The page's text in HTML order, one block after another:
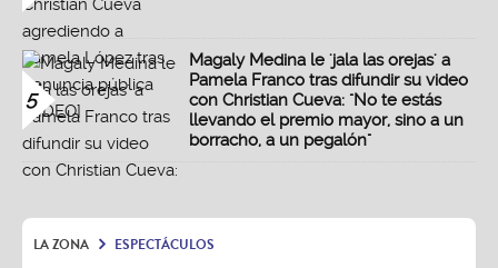
5
Magaly Medina le 'jala las orejas' a
Pamela Franco tras difundir su video
con Christian Cueva: "No te estás
llevando el premio mayor, sino a un
borracho, a un pegalón"
LA ZONA ESPECTÁCULOS